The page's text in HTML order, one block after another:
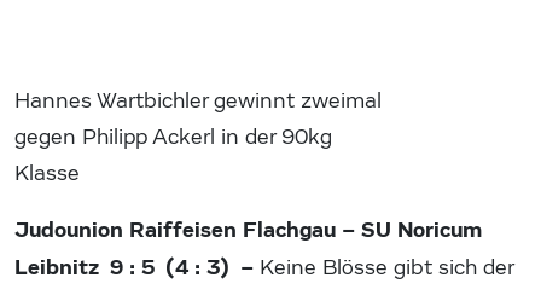
Hannes Wartbichler gewinnt zweimal
gegen Philipp Ackerl in der 90kg
Klasse
Judounion Raiffeisen Flachgau – SU Noricum
Leibnitz 9 : 5 (4 : 3) – Keine Blösse gibt sich der